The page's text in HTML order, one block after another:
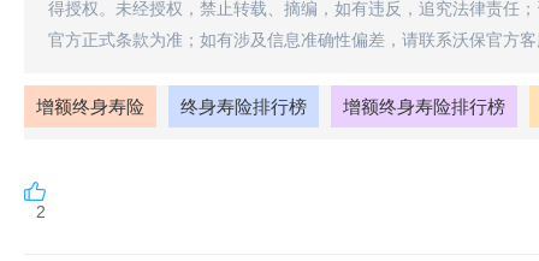
得授权。未经授权，禁止转载、摘编，如有违反，追究法律责任
官方正式条款为准；如有涉及信息准确性偏差，请联系沃保官方
增额终身寿险 终身寿险排行榜 增额终身寿险排行榜
2